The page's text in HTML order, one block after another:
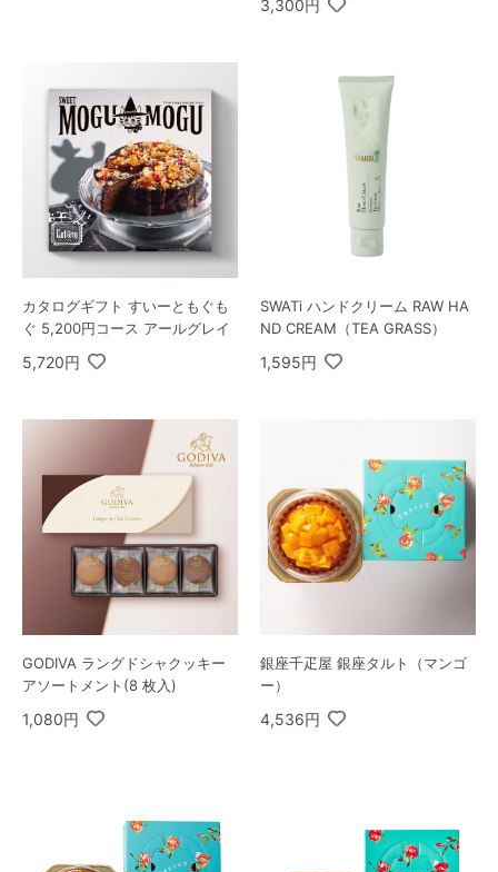
3,300円
カタログギフト すいーともぐも
ぐ 5,200円コース アールグレイ
5,720円
SWATi ハンドクリーム RAW HA
ND CREAM（TEA GRASS）
1,595円
GODIVA ラングドシャクッキー
アソートメント(8 枚入)
1,080円
銀座千疋屋 銀座タルト（マンゴ
ー）
4,536円